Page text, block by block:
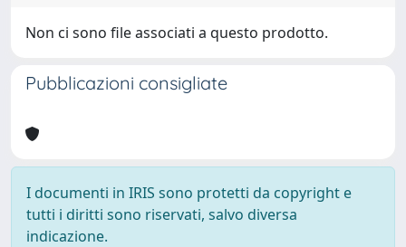
Non ci sono file associati a questo prodotto.
Pubblicazioni consigliate
I documenti in IRIS sono protetti da copyright e
tutti i diritti sono riservati, salvo diversa
indicazione.